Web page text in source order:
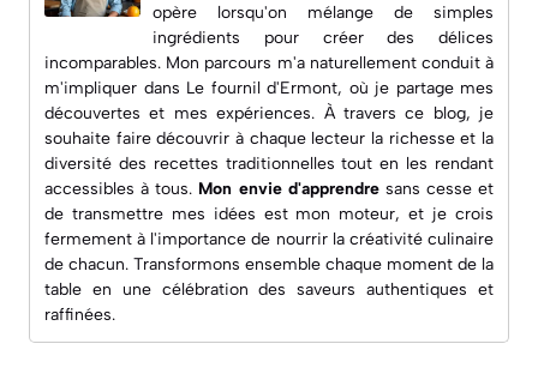
opère lorsqu'on mélange de simples
ingrédients pour créer des délices
incomparables. Mon parcours m'a naturellement conduit à
m'impliquer dans Le fournil d'Ermont, où je partage mes
découvertes et mes expériences. À travers ce blog, je
souhaite faire découvrir à chaque lecteur la richesse et la
diversité des recettes traditionnelles tout en les rendant
accessibles à tous. Mon envie d'apprendresans cesse et
de transmettre mes idées est mon moteur, et je crois
fermement à l'importance de nourrir la créativité culinaire
de chacun. Transformons ensemble chaque moment de la
table en une célébration des saveurs authentiques et
raffinées.